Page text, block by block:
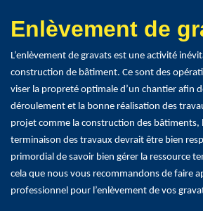
Enlèvement de
L’enlèvement de gravats est une activité
construction de bâtiment. Ce sont des
viser la propreté optimale d’un chantier afin
déroulement et la bonne réalisation des
projet comme la construction des bâtiments,
terminaison des travaux devrait être bien
primordial de savoir bien gérer la ressource
cela que nous vous recommandons de faire
professionnel pour l’enlèvement de vos